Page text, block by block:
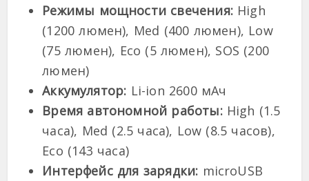
Режимы мощности свечения:High
(1200 люмен), Med (400 люмен), Low
(75 люмен), Eco (5 люмен), SOS (200
люмен)
Аккумулятор: Li-ion 2600 мАч
Время автономной работы:High (1.5
часа), Med (2.5 часа), Low (8.5 часов),
Eco (143 часа)
Интерфейс для зарядки: microUSB